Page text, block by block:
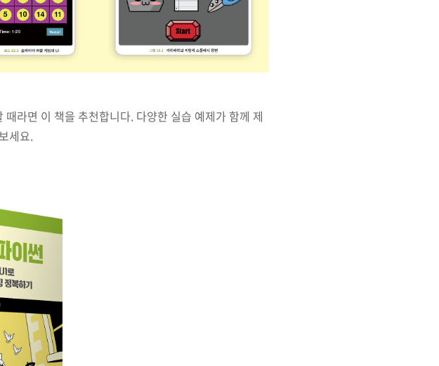
라면 이 책을 추천합니다. 다양한 실습 예제가 함께 제
세요.